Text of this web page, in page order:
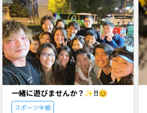
ませんか？❣️⚽️ 日時場所などの
詳細は個別にてご連絡します😊 💰参加
費：1000円 🎷持ち物 : 楽しむ気持ち🌱
フットサル終わったあとは、 近くの居酒
屋orバーベキューで みんなでご飯を食べ
ます🍖🍴 せっかくのご縁を少しでも 大
切にできたらいいなって思ってます🤍🕊
何か質問等あれば気軽にお声かけくださ
い😊 沢山のご参加、お待ちしております
🌈✨ 経験者、未経験者、女子、男子大募
集です🌱 宜しくお願い致します🙇‍♂️
一緒に遊びませんか？✨‼️😊
スポーツ全般